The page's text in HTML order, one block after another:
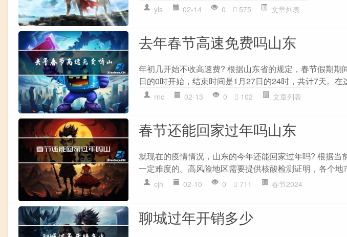
yls 02-14 0 575 文章列表
去年春节高速免费吗山东
年初几开始不收高速费? 根据山东省的规定，春节假期期
日的0时开始，结束时间是1月27日的24时，共计7天。在
rnc 02-13 0 102 文章列表
春节还能回家过年吗山东
就现在的疫情情况，山东的今年还能回家过年吗? 根据
一定难度的。高风险地区需要提供核酸检测证明，各个地
cjh 02-10 0 711 春节2024
聊城过年开销多少